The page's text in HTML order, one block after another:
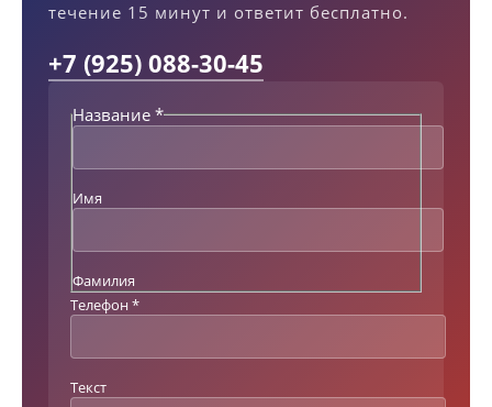
течение 15 минут и ответит бесплатно.
+7 (925) 088-30-45
Название *
Имя
Фамилия
Т
т
Телефон *
Текст